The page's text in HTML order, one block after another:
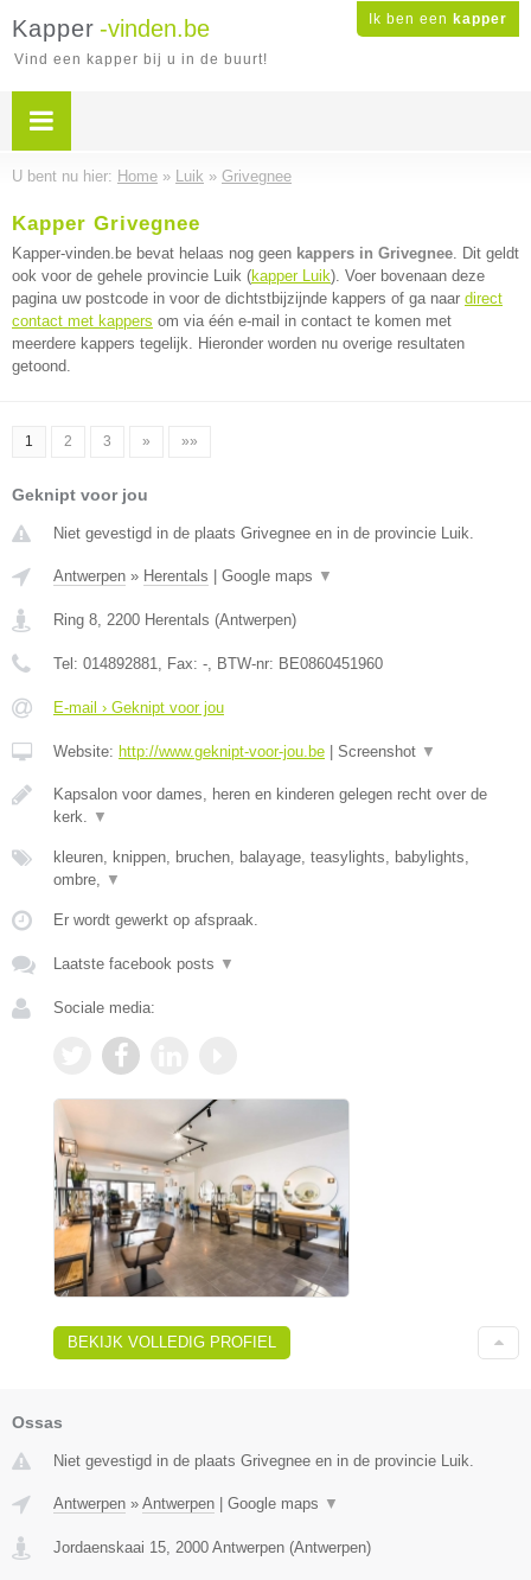
Ik ben een kapper
Kapper -vinden.be
Vind een kapper bij u in de buurt!
U bent nu hier: Home » Luik » Grivegnee
Kapper Grivegnee
Kapper-vinden.be bevat helaas nog geen kappers in Grivegnee. Dit geldt
ook voor de gehele provincie Luik (kapper Luik). Voer bovenaan deze
pagina uw postcode in voor de dichtstbijzijnde kappers of ga naar direct
contact met kappers om via één e-mail in contact te komen met
meerdere kappers tegelijk. Hieronder worden nu overige resultaten
getoond.
1 2 3 » »»
Geknipt voor jou
Niet gevestigd in de plaats Grivegnee en in de provincie Luik.
Antwerpen » Herentals Google maps ▼
Ring 8, 2200 Herentals (Antwerpen)
Tel: 014892881, Fax: -, BTW-nr: BE0860451960
E-mail › Geknipt voor jou
Website: http://www.geknipt-voor-jou.be Screenshot ▼
Kapsalon voor dames, heren en kinderen gelegen recht over de
kerk. ▼
kleuren, knippen, bruchen, balayage, teasylights, babylights,
ombre, ▼
Er wordt gewerkt op afspraak.
Laatste facebook posts ▼
Sociale media:
BEKIJK VOLLEDIG PROFIEL
Ossas
Niet gevestigd in de plaats Grivegnee en in de provincie Luik.
Antwerpen » Antwerpen | Google maps ▼
Jordaenskaai 15 2000 Antwerpen (Antwerpen)